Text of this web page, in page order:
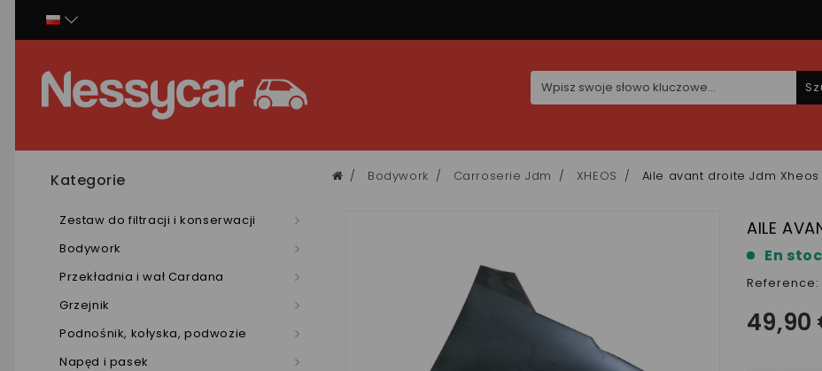
Kategorie
Zestaw do filtracji i konserwacji
Bodywork
Przekładnia i wał Cardana
Grzejnik
Podnośnik, kołyska, podwozie
Napęd i pasek
Bodywork Carroserie Jdm XHEOS Aile avant droite Jdm Xheos
AILE
En
Reference:
49,90